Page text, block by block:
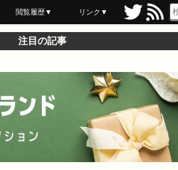
閲覧履歴▼
最近読んだ
あとで読む
ブックマーク
リンク▼
注目の記事